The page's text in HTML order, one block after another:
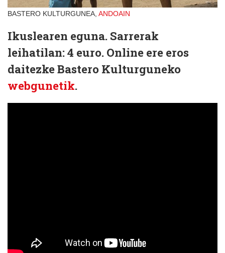
BASTERO KULTURGUNEA, ANDOAIN
Ikuslearen eguna. Sarrerak
leihatilan: 4 euro. Online ere eros
daitezke Bastero Kulturguneko
webgunetik.